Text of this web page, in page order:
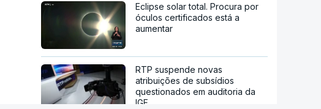
Eclipse solar total. Procura por
óculos certificados está a
aumentar
RTP suspende novas
atribuições de subsídios
questionados em auditoria da
IGF